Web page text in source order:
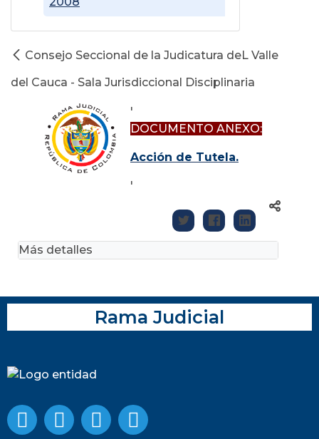
Consejo Seccional de la Judicatura deL Valle
del Cauca - Sala Jurisdiccional Disciplinaria
'
DOCUMENTO ANEXO:
Acción de Tutela.
'
Más detalles
Rama Judicial